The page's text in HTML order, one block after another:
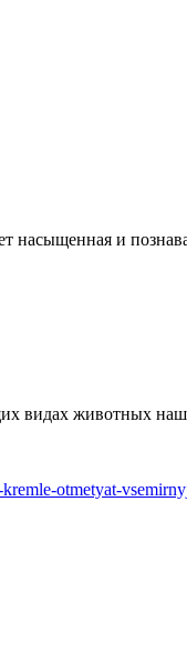
и
видах животных
otmetyat-